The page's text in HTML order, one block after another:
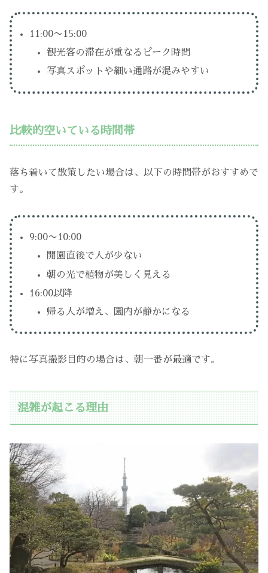
11:00〜15:00
観光客の滞在が重なるピーク時間
写真スポットや細い通路が混みやすい
比較的空いている時間帯
落ち着いて散策したい場合は、以下の時間帯がおすすめで
す。
9:00〜10:00
開園直後で人が少ない
朝の光で植物が美しく見える
16:00以降
帰る人が増え、園内が静かになる
特に写真撮影目的の場合は、朝一番が最適です。
混雑が起こる理由